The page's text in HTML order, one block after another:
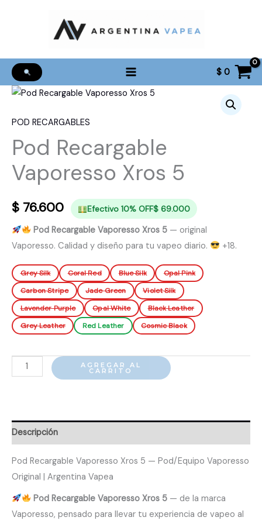
$0
POD RECARGABLES
Pod Recargable
Vaporesso Xros 5
$ 76.600 Efectivo 10% OFF$69.000
Pod Recargable Vaporesso Xros 5 — original
Vaporesso. Calidad y diseño para tu vapeo diario.
+18.
Grey Silk Coral Red Blue Silk
Opal Pink
Carbon Stripe
Jade Green
Violet Silk
Lavender Purple
Opal White
Black Leather
Grey Leather
Red Leather Cosmic Black
Pod
Recargable
5
cantidad
AGREGAR AL
CARRITO
Descripción
Pod Recargable Vaporesso Xros 5 — Pod/Equipo Vaporesso
Original | Argentina Vapea
Pod Recargable Vaporesso Xros 5 — de la marca
Vaporesso, pensado para llevar tu experiencia de vapeo al